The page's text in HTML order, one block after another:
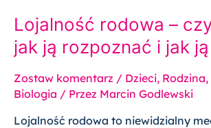
Lojalność rodowa –
jak ją rozpoznać i jak
Zostaw komentarz / Dzieci, Rodzina,
Biologia / Przez Marcin Godlewski
Lojalność rodowa to niewidzialny
przerwać